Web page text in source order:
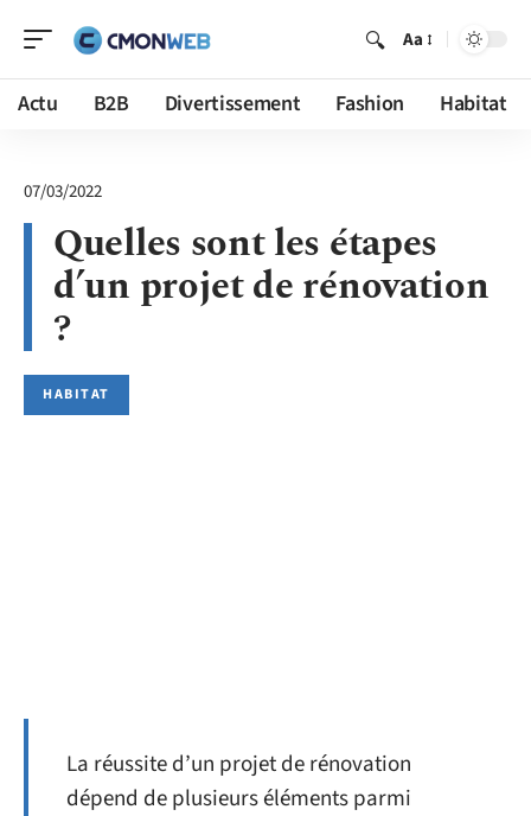
Aa
Actu B2B Divertissement Fashion Habitat
07/03/2022
Quelles sont les étapes
d’un projet de rénovation
?
HABITAT
La réussite d’un projet de rénovation
dépend de plusieurs éléments parmi